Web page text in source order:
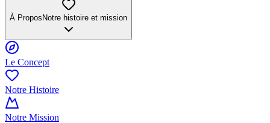
À Propos Notre histoire et mission
Le Concept
Notre Histoire
Notre Mission